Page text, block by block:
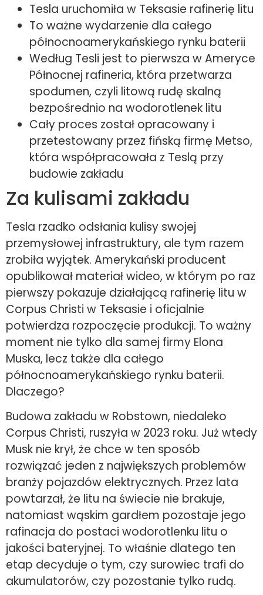
Tesla uruchomiła w Teksasie rafinerię litu
To ważne wydarzenie dla całego
północnoamerykańskiego rynku baterii
Według Tesli jest to pierwsza w Ameryce
Północnej rafineria, która przetwarza
spodumen, czyli litową rudę skalną
bezpośrednio na wodorotlenek litu
Cały proces został opracowany i
przetestowany przez fińską firmę Metso,
która współpracowała z Teslą przy
budowie zakładu
Za kulisami zakładu
Tesla rzadko odsłania kulisy swojej
przemysłowej infrastruktury, ale tym razem
zrobiła wyjątek. Amerykański producent
opublikował materiał wideo, w którym po raz
pierwszy pokazuje działającą rafinerię litu w
Corpus Christi w Teksasie i oficjalnie
potwierdza rozpoczęcie produkcji. To ważny
moment nie tylko dla samej firmy Elona
Muska, lecz także dla całego
północnoamerykańskiego rynku baterii.
Dlaczego?
Budowa zakładu w Robstown, niedaleko
Corpus Christi, ruszyła w 2023 roku. Już wtedy
Musk nie krył, że chce w ten sposób
rozwiązać jeden z największych problemów
branży pojazdów elektrycznych. Przez lata
powtarzał, że litu na świecie nie brakuje,
natomiast wąskim gardłem pozostaje jego
rafinacja do postaci wodorotlenku litu o
jakości bateryjnej. To właśnie dlatego ten
etap decyduje o tym, czy surowiec trafi do
akumulatorów, czy pozostanie tylko rudą.